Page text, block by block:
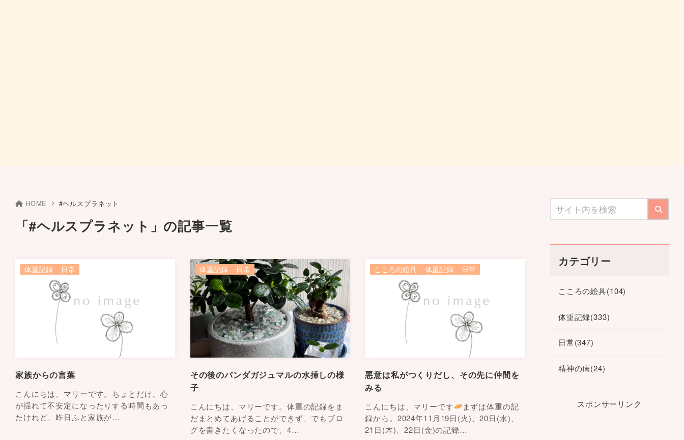
HOME #ヘルスプラネット
「#ヘルスプラネット」の記事一覧
家族からの言葉
こんにちは、マリーです。ちょとだけ、心
が揺れて不安定になったりする時間もあっ
たけれど、昨日ふと家族が…
体重記録 日常
その後のパンダガジュマルの水挿しの様
子
こんにちは、マリーです。体重の記録をま
だまとめてあげることができず、でもブロ
グを書きたくなったので、4…
体重記録 日常
悪意は私がつくりだし、その先に仲間を
みる
こんにちは、マリーです
まずは体重の記
録から。2024年11月19日(火)、20日(水)、
21日(木)、22日(金)の記録…
こころの絵具 体重記録 日常
カテゴリー
こころの絵具(104)
体重記録(333)
日常(347)
精神の病(24)
スポンサーリンク